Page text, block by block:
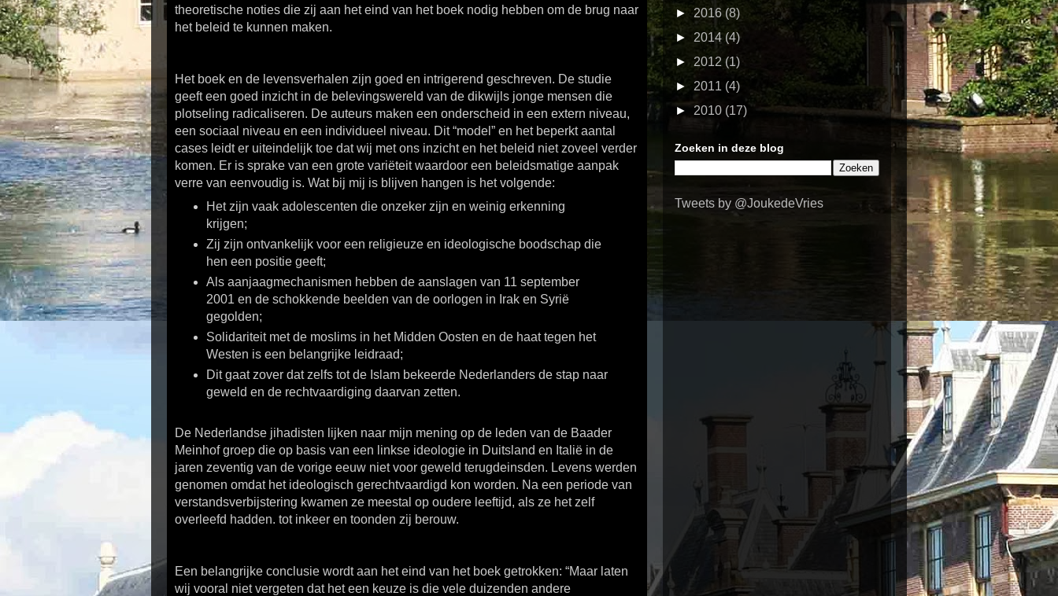
theoretische noties die zij aan het eind van het boek nodig hebben om de brug naar
het beleid te kunnen maken.
Het boek en de levensverhalen zijn goed en intrigerend geschreven. De studie
geeft een goed inzicht in de belevingswereld van de dikwijls jonge mensen die
plotseling radicaliseren. De auteurs maken een onderscheid in een extern niveau,
een sociaal niveau en een individueel niveau. Dit “model” en het beperkt aantal
cases leidt er uiteindelijk toe dat wij met ons inzicht en het beleid niet zoveel verder
komen. Er is sprake van een grote variëteit waardoor een beleidsmatige aanpak
verre van eenvoudig is. Wat bij mij is blijven hangen is het volgende:
Het zijn vaak adolescenten die onzeker zijn en weinig erkenning
krijgen;
Zij zijn ontvankelijk voor een religieuze en ideologische boodschap die
hen een positie geeft;
Als aanjaagmechanismen hebben de aanslagen van 11 september
2001 en de schokkende beelden van de oorlogen in Irak en Syrië
gegolden;
Solidariteit met de moslims in het Midden Oosten en de haat tegen het
Westen is een belangrijke leidraad;
Dit gaat zover dat zelfs tot de Islam bekeerde Nederlanders de stap naar
geweld en de rechtvaardiging daarvan zetten.
De Nederlandse jihadisten lijken naar mijn mening op de leden van de Baader
Meinhof groep die op basis van een linkse ideologie in Duitsland en Italië in de
jaren zeventig van de vorige eeuw niet voor geweld terugdeinsden. Levens werden
genomen omdat het ideologisch gerechtvaardigd kon worden. Na een periode van
verstandsverbijstering kwamen ze meestal op oudere leeftijd, als ze het zelf
overleefd hadden. tot inkeer en toonden zij berouw.
Een belangrijke conclusie wordt aan het eind van het boek getrokken: “Maar laten
wij vooral niet vergeten dat het een keuze is die vele duizenden andere
► 2016 (8)
► 2014 (4)
► 2012 (1)
► 2011 (4)
► 2010 (17)
Zoeken in deze blog
Tweets by @JoukedeVries